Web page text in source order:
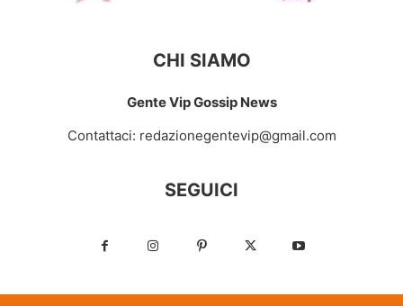
CHI SIAMO
Gente Vip Gossip News
Contattaci: redazionegentevip@gmail.com
SEGUICI